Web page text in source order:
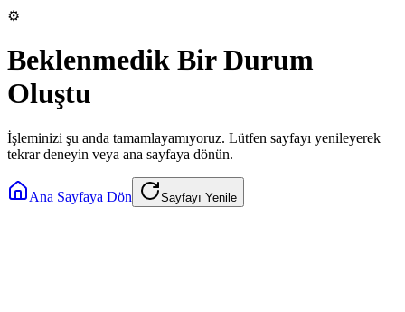
⚙️
Beklenmedik Bir Durum
Oluştu
İşleminizi şu anda tamamlayamıyoruz. Lütfen sayfayı yenileyerek
tekrar deneyin veya ana sayfaya dönün.
Ana Sayfaya Dön Sayfayı Yenile